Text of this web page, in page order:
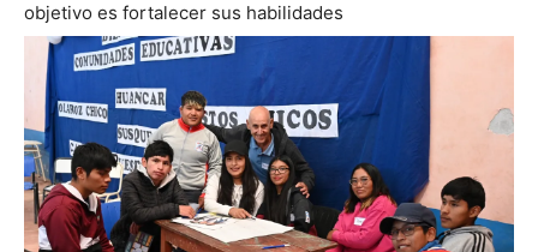
objetivo es fortalecer sus habilidades